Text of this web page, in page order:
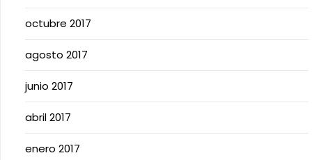
octubre 2017
agosto 2017
junio 2017
abril 2017
enero 2017